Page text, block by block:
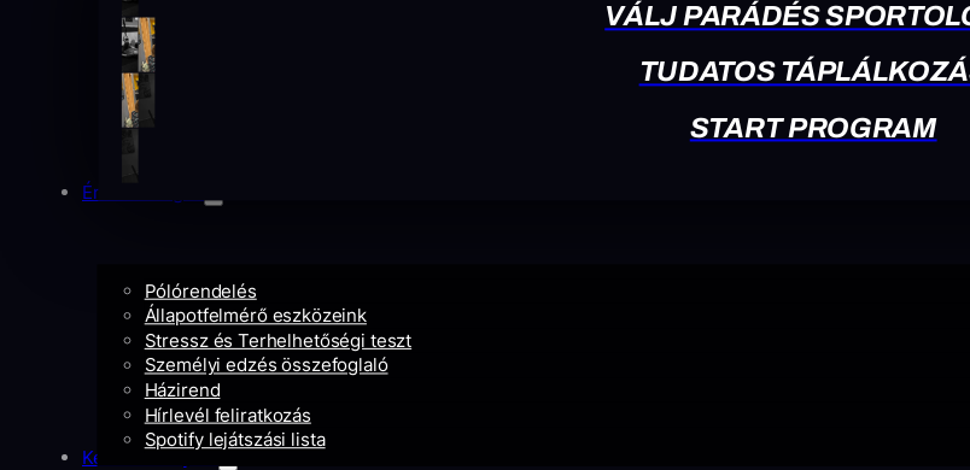
VÁLJ PARÁDÉS
TUDATOS
START PROGRAM
Érdekességek
Pólórendelés
Állapotfelmérő eszközeink
Stressz és Terhelhetőségi teszt
Személyi edzés összefoglaló
Házirend
Hírlevél feliratkozás
Spotify lejátszási lista
Kedvezményeid